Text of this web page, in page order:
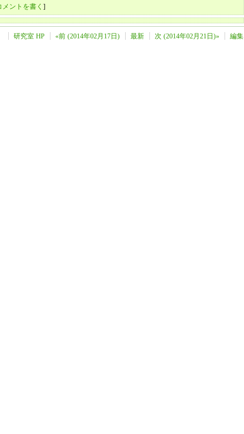
メントを書く ]
研究室 HP «前 (2014年02月17日) 最新 次 (2014年02月21日)» 編集